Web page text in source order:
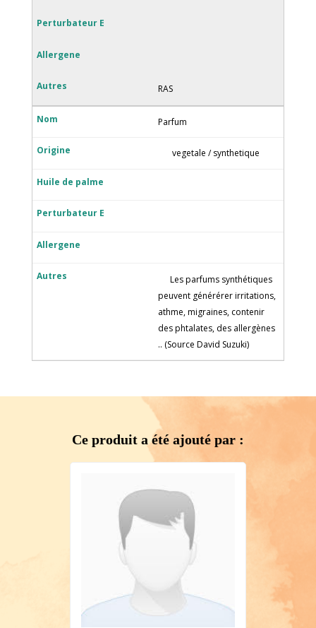
RAS
Parfum
vegetale / synthetique
Les parfums synthétiques
peuvent générérer irritations,
athme, migraines, contenir
des phtalates, des allergènes
.. (Source David Suzuki)
Ce produit a été ajouté par :